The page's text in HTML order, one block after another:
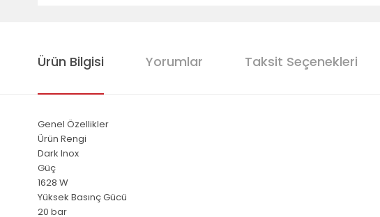
Ürün Bilgisi Yorumlar Taksit Seçenekleri
Genel Özellikler
Ürün Rengi
Dark Inox
Güç
1628 W
Yüksek Basınç Gücü
20 bar